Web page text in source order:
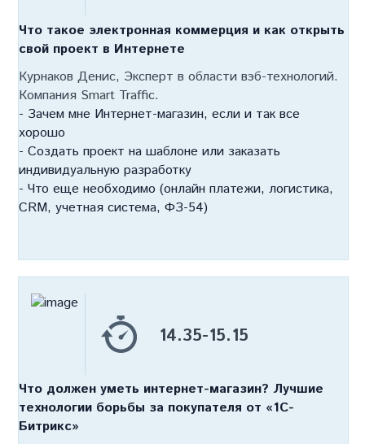
Что такое электронная коммерция и как открыть
свой проект в Интернете
Курнаков Денис, Эксперт в области вэб-технологий.
Компания Smart Traffic.
- Зачем мне Интернет-магазин, если и так все
хорошо
- Создать проект на шаблоне или заказать
индивидуальную разработку
- Что еще необходимо (онлайн платежи, логистика,
CRM, учетная система, ФЗ-54)
14.35-15.15
Что должен уметь интернет-магазин? Лучшие
технологии борьбы за покупателя от «1С-
Битрикс»